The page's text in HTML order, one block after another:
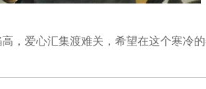
爱心汇集渡难关，希望在这个寒冷